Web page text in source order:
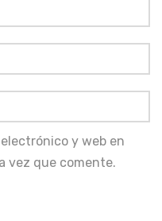
y web en
vez que comente.